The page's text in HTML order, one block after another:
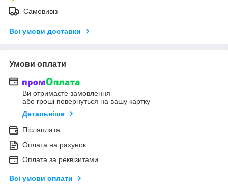
Самовивіз
Всі умови доставки
Умови оплати
Ви отримаєте замовлення
або гроші повернуться на вашу картку
Детальніше
Післяплата
Оплата на рахунок
Оплата за реквізитами
Всі умови оплати